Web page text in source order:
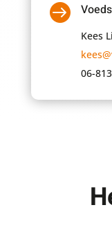

Kees
06-